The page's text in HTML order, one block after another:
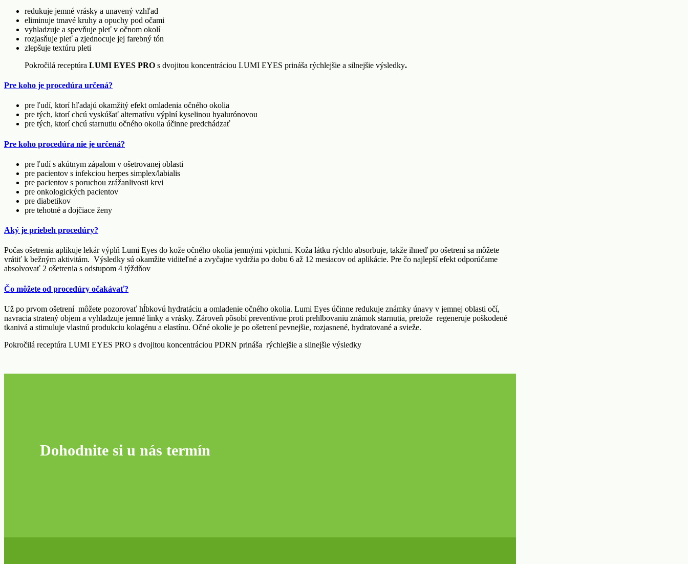
redukuje jemné vrásky a unavený vzhľad
eliminuje tmavé kruhy a opuchy pod očami
vyhladzuje a spevňuje pleť v očnom okolí
rozjasňuje pleť a zjednocuje jej farebný tón
zlepšuje textúru pleti
Pokročilá receptúra LUMI EYES PRO s dvojitou koncentráciou LUMI EYES prináša rýchlejšie a silnejšie výsledky.
Pre koho je procedúra určená?
pre ľudí, ktorí hľadajú okamžitý efekt omladenia očného okolia
pre tých, ktorí chcú vyskúšať alternatívu výplní kyselinou hyalurónovou
pre tých, ktorí chcú starnutiu očného okolia účinne predchádzať
Pre koho procedúra nie je určená?
pre ľudí s akútnym zápalom v ošetrovanej oblasti
pre pacientov s infekciou herpes simplex/labialis
pre pacientov s poruchou zrážanlivosti krvi
pre onkologických pacientov
pre diabetikov
pre tehotné a dojčiace ženy
Aký je priebeh procedúry?
Počas ošetrenia aplikuje lekár výplň Lumi Eyes do kože očného okolia jemnými vpichmi. Koža látku rýchlo absorbuje, takže ihneď po ošetrení sa môžete
vrátiť k bežným aktivitám. Výsledky sú okamžite viditeľné a zvyčajne vydržia po dobu 6 až 12 mesiacov od aplikácie. Pre čo najlepší efekt odporúčame
absolvovať 2 ošetrenia s odstupom 4 týždňov
Čo môžete od procedúry očakávať?
Už po prvom ošetrení môžete pozorovať hĺbkovú hydratáciu a omladenie očného okolia. Lumi Eyes účinne redukuje známky únavy v jemnej oblasti očí,
navracia stratený objem a vyhladzuje jemné linky a vrásky. Zároveň pôsobí preventívne proti prehlbovaniu známok starnutia, pretože regeneruje poškodené
tkanivá a stimuluje vlastnú produkciu kolagénu a elastínu. Očné okolie je po ošetrení pevnejšie, rozjasnené, hydratované a svieže.
Pokročilá receptúra LUMI EYES PRO s dvojitou koncentráciou PDRN prináša rýchlejšie a silnejšie výsledky
Dohodnite si u nás termín